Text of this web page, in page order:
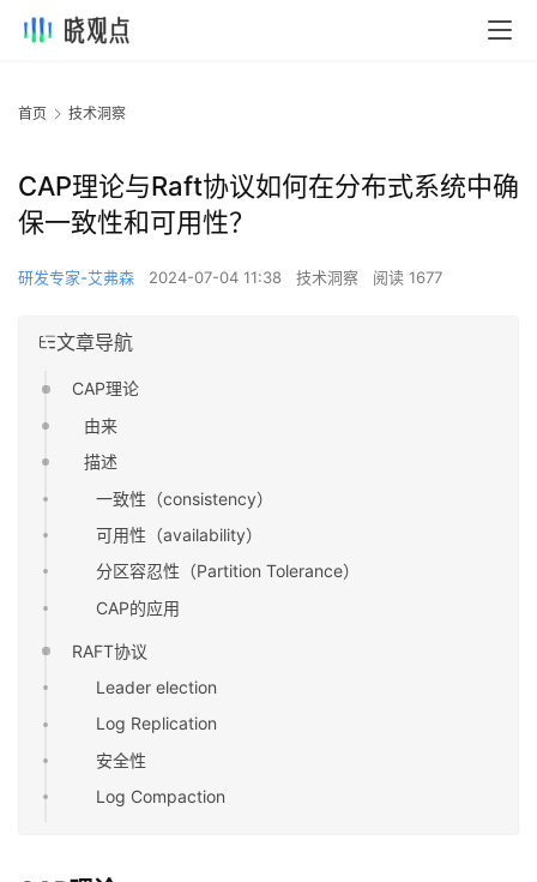
首页 技术洞察
CAP理论与Raft协议如何在分布式系统中确
保一致性和可用性？
研发专家-艾弗森 2024-07-04 11:38 技术洞察 阅读 1677
文章导航
CAP理论
由来
描述
一致性（consistency）
可用性（availability）
分区容忍性（Partition Tolerance）
CAP的应用
RAFT协议
Leader election
Log Replication
安全性
Log Compaction